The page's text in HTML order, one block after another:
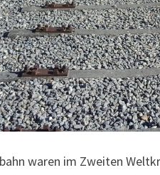
waren im Zweiten